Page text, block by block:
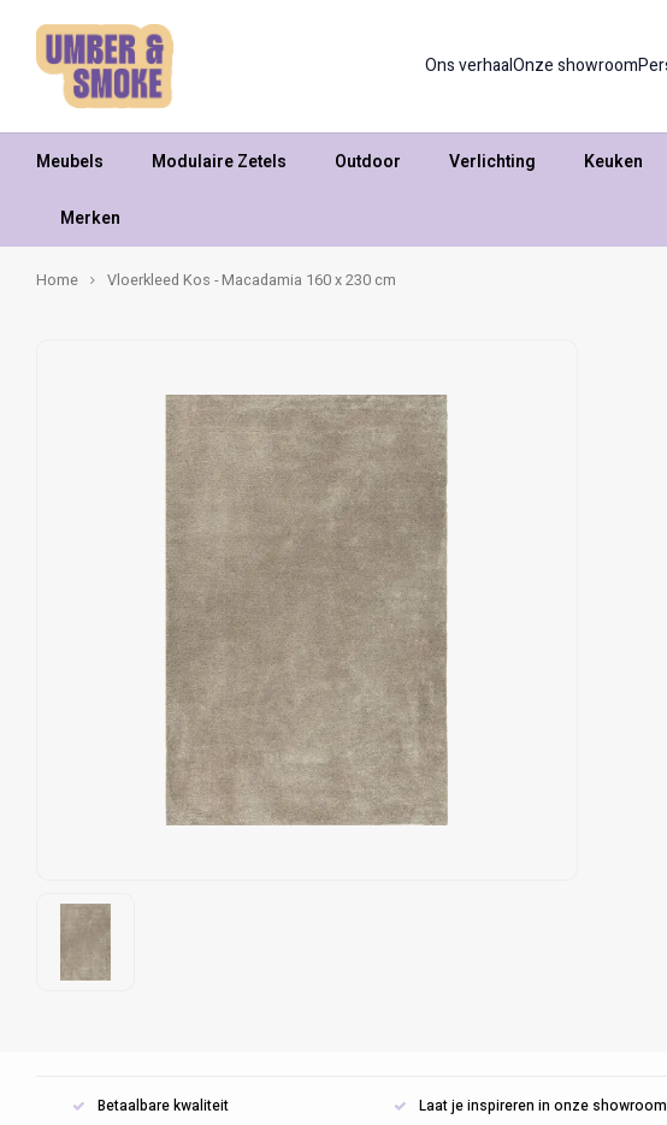
Ons verhaalOnze showroom
Meubels Modulaire Zetels Outdoor Verlichting Keuken
Merken
Home Vloerkleed Kos - Macadamia 160 x 230 cm
Betaalbare kwaliteit Laat je inspireren in onze